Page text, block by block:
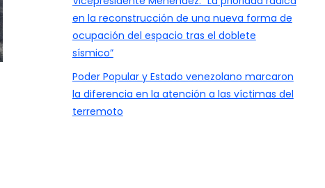
en la reconstrucción de una nueva forma de
ocupación del espacio tras el doblete
sísmico”
Poder Popular y Estado venezolano marcaron
la diferencia en la atención a las víctimas del
terremoto